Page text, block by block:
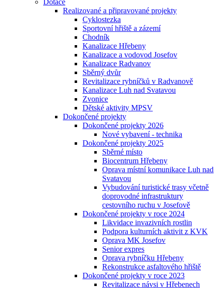
Dotace
Realizované a připravované projekty
Cyklostezka
Sportovní hřiště a zázemí
Chodník
Kanalizace Hřebeny
Kanalizace a vodovod Josefov
Kanalizace Radvanov
Sběrný dvůr
Revitalizace rybníčků v Radvanově
Kanalizace Luh nad Svatavou
Zvonice
Dětské aktivity MPSV
Dokončené projekty
Dokončené projekty 2026
Nové vybavení - technika
Dokončené projekty 2025
Sběrné místo
Biocentrum Hřebeny
Oprava místní komunikace Luh nad
Svatavou
Vybudování turistické trasy včetně
doprovodné infrastruktury
cestovního ruchu v Josefově
Dokončené projekty v roce 2024
Likvidace invazivních rostlin
Podpora kulturních aktivit z KVK
Oprava MK Josefov
Senior expres
Oprava rybníčku Hřebeny
Rekonstrukce asfaltového hřiště
Dokončené projekty v roce 2023
Revitalizace návsi v Hřebenech